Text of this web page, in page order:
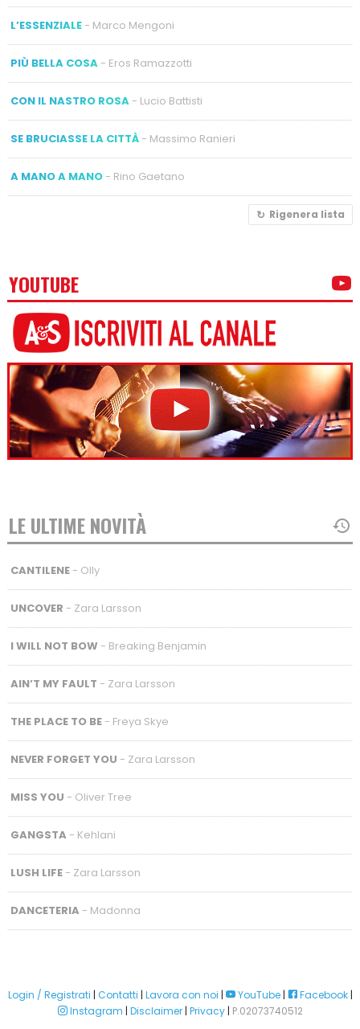
L’ESSENZIALE- Marco Mengoni
PIÙ BELLA COSA- Eros Ramazzotti
CON IL NASTRO ROSA- Lucio Battisti
SE BRUCIASSE LA CITTÀ- Massimo Ranieri
A MANO A MANO- Rino Gaetano
Rigenera lista
YOUTUBE
LE ULTIME NOVITÀ
CANTILENE- Olly
UNCOVER - Zara Larsson
I WILL NOT BOW - Breaking Benjamin
AIN’T MY FAULT - Zara Larsson
THE PLACE TO BE- Freya Skye
NEVER FORGET YOU - Zara Larsson
MISS YOU - Oliver Tree
GANGSTA - Kehlani
LUSH LIFE- Zara Larsson
DANCETERIA - Madonna
Login / Registrati | Contatti | Lavora con noi | YouTube| Facebook|
Instagram | Disclaimer| Privacy| P.02073740512